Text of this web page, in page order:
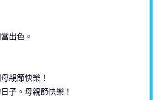
出色。
親節快樂！
子。母親節快樂！